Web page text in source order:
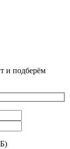
и подберём